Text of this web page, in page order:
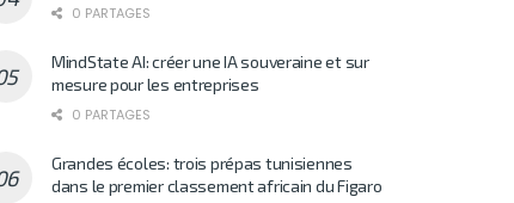
0 PARTAGES
MindState AI: créer une IA souveraine et sur
mesure pour les entreprises
0 PARTAGES
Grandes écoles: trois prépas tunisiennes
dans le premier classement africain du Figaro